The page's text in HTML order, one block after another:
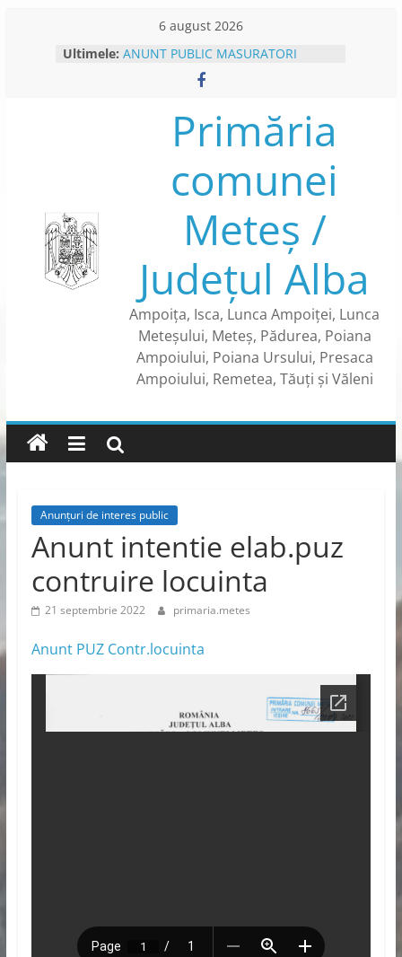
6 august 2026
Ultimele: ANUNT PUBLIC MASURATORI
CADASTRU SISTEMATIC- CAMPANIE
DE COLECTARE DATE – IN
SI NR. 123 DIN SATUL PRESACA
AMPOIULUI
ANUNT INTERVENTII DEZINSECTIE
ANUNT COLECTARE DATE
CADASTRU SISTEMATIC – SECTOR
CADASTRAL NR.84 DIN SATUL
BENEFICII CARTE DE IDENTITATE
ELECTRONICA
Primăria
comunei
Meteș /
Județul Alba
Ampoița, Isca, Lunca Ampoiței, Lunca
Meteșului, Meteș, Pădurea, Poiana
Ampoiului, Poiana Ursului, Presaca
Ampoiului, Remetea, Tăuți și Văleni
Anunțuri de interes public
Anunt intentie elab.puz
contruire locuinta
21 septembrie 2022 primaria.metes
Anunt PUZ Contr.locuinta